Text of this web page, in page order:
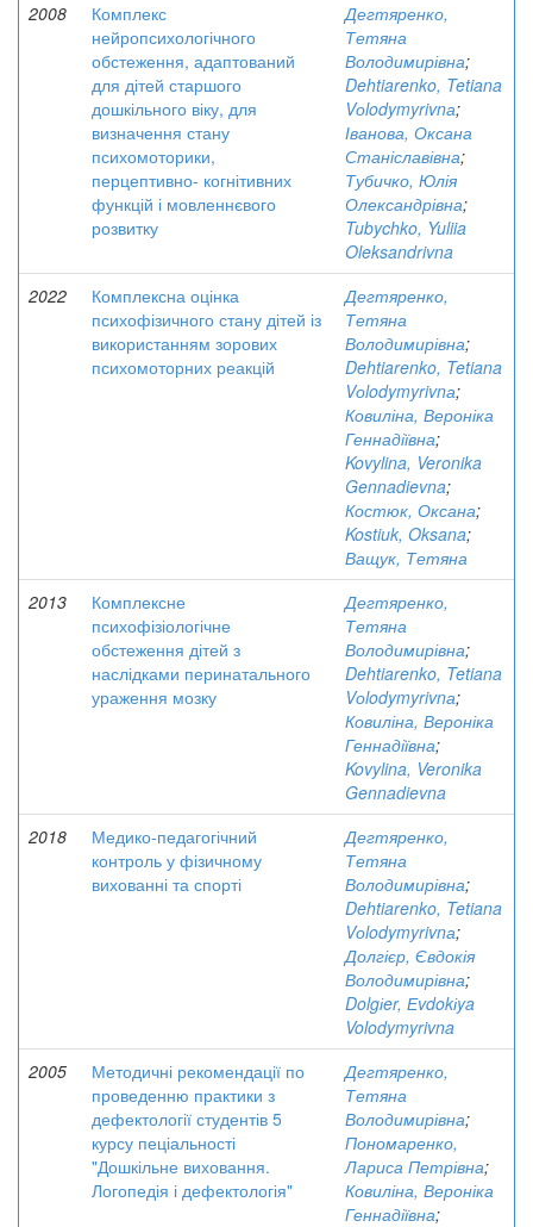
2008
Комплекс
нейропсихологічного
обстеження, адаптований
для дітей старшого
дошкільного віку, для
визначення стану
психомоторики,
перцептивно- когнітивних
функцій і мовленнєвого
розвитку
Дегтяренко,
Тетяна
Володимирівна;
Dehtiarenko, Tetiana
Vоlodymyrivnа;
Іванова, Оксана
Станіславівна;
Тубичко, Юлія
Олександрівна;
Tubychko, Yuliia
Oleksandrivna
2022
Комплексна оцінка
психофізичного стану дітей із
використанням зорових
психомоторних реакцій
Дегтяренко,
Тетяна
Володимирівна;
Dehtiarenko, Tetiana
Vоlodymyrivnа;
Ковиліна, Вероніка
Геннадіївна;
Kovylina, Veronika
Gennadievna;
Костюк, Оксана;
Kostiuk, Oksana;
Ващук, Тетяна
2013
Комплексне
психофізіологічне
обстеження дітей з
наслідками перинатального
ураження мозку
Дегтяренко,
Тетяна
Володимирівна;
Dehtiarenko, Tetiana
Vоlodymyrivnа;
Ковиліна, Вероніка
Геннадіївна;
Kovylina, Veronika
Gennadievna
2018
Медико-педагогічний
контроль у фізичному
вихованні та спорті
Дегтяренко,
Тетяна
Володимирівна;
Dehtiarenko, Tetiana
Vоlodymyrivnа;
Долгієр, Євдокія
Володимирівна;
Dolgіer, Еvdokіya
Volodymyrivna
2005
Методичні рекомендації по
проведенню практики з
дефектології студентів 5
курсу пеціальності
"Дошкільне виховання.
Логопедія і дефектологія"
Дегтяренко,
Тетяна
Володимирівна;
Пономаренко,
Лариса Петрівна;
Ковиліна, Вероніка
Геннадіївна;